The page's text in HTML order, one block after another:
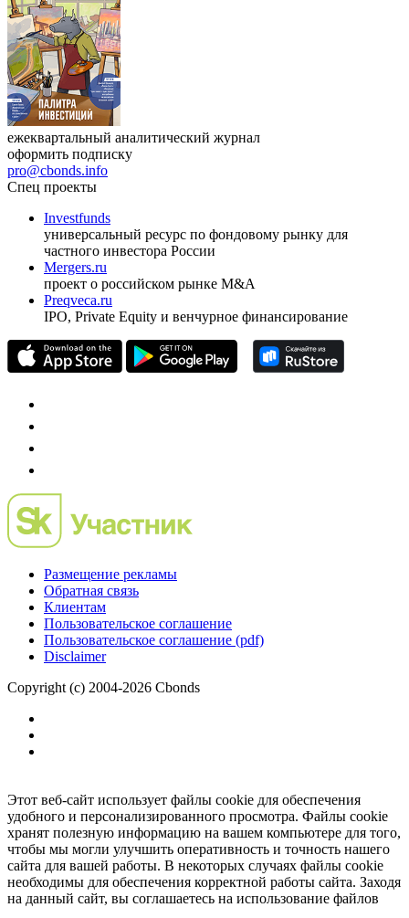
ежеквартальный аналитический журнал
оформить подписку
pro@cbonds.info
Спец проекты
Investfunds
универсальный ресурс по фондовому рынку для
частного инвестора России
Mergers.ru
проект о российском рынке M&A
Preqveca.ru
IPO, Private Equity и венчурное финансирование
Размещение рекламы
Обратная связь
Клиентам
Пользовательское соглашение
Пользовательское соглашение (pdf)
Disclaimer
Copyright (c) 2004-2026 Cbonds
Этот веб-сайт использует файлы cookie для обеспечения
удобного и персонализированного просмотра. Файлы cookie
хранят полезную информацию на вашем компьютере для того,
чтобы мы могли улучшить оперативность и точность нашего
сайта для вашей работы. В некоторых случаях файлы cookie
необходимы для обеспечения корректной работы сайта. Заходя
на данный сайт, вы соглашаетесь на использование файлов